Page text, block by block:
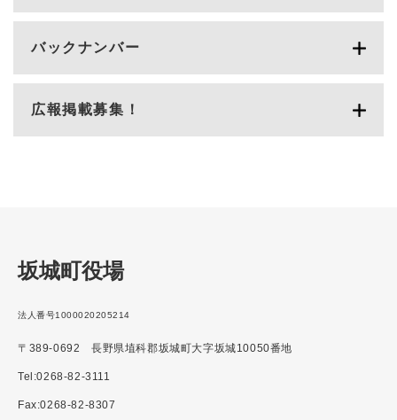
バックナンバー
広報掲載募集！
坂城町役場
法人番号1000020205214
〒389-0692 長野県埴科郡坂城町大字坂城10050番地
Tel:0268-82-3111
Fax:0268-82-8307